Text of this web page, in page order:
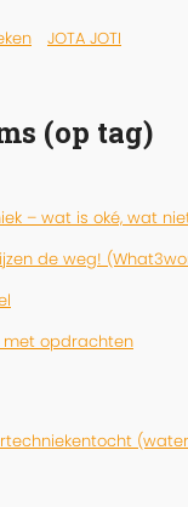
JOTA JOTI
(op tag)
– wat is oké, wat
de weg!
met opdrachten